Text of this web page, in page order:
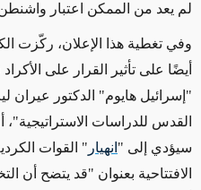
لم يعد من الممكن اعتبار
وفي تغطية هذا الإعلان، ركّزت
أيضًا على تأثير القرار على
"إسرائيل هايوم" الدكتور عيران
القدس للدراسات الاستراتيجية"،
سيؤدي إلى " انهيار " القوات
الافتتاحية بعنوان "قد يتضح أن